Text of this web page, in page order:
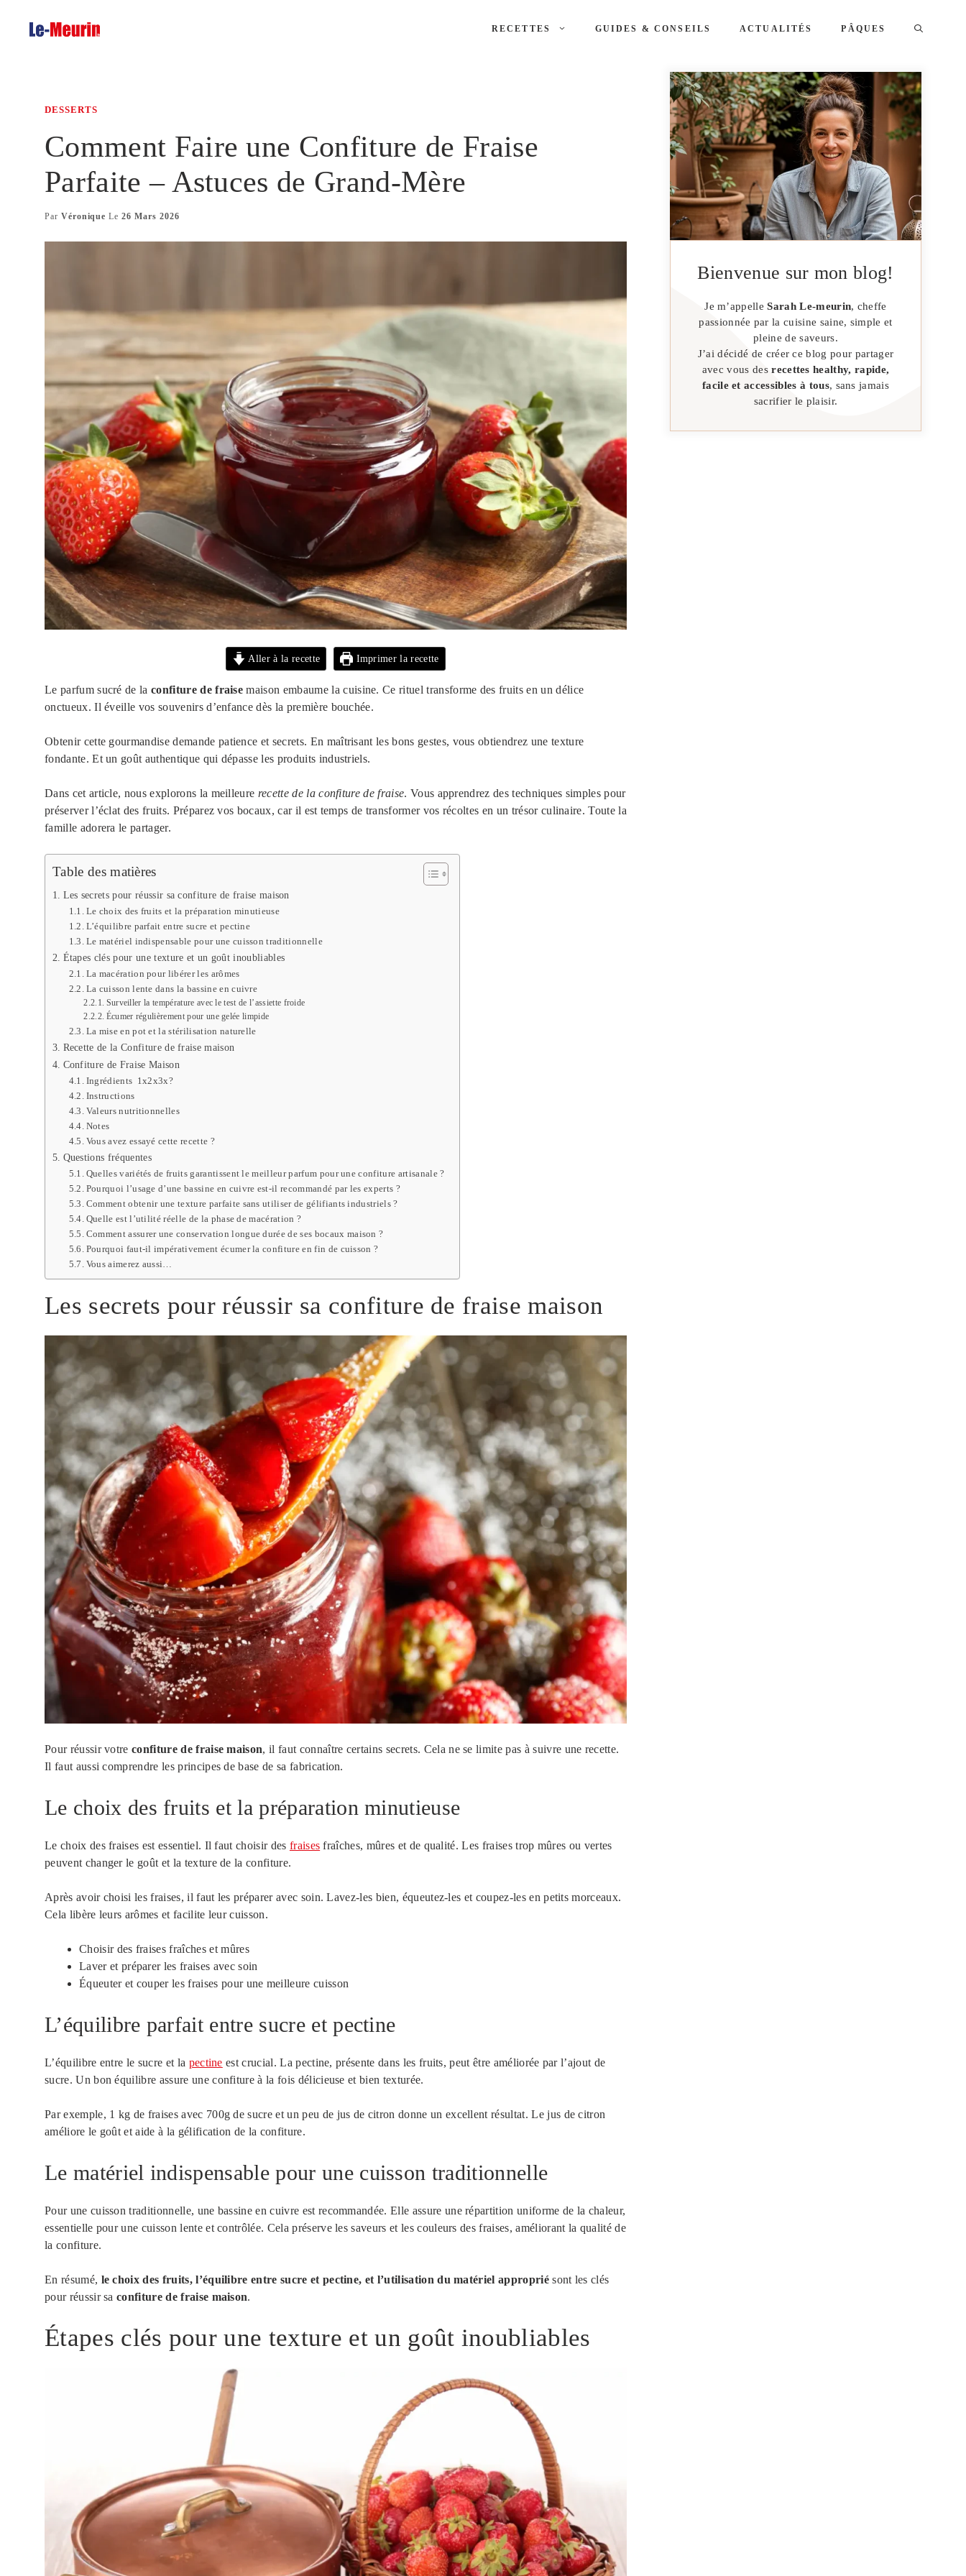
RECETTES GUIDES & CONSEILS ACTUALITÉS PÂQUES
DESSERTS
Comment Faire une Confiture de Fraise
Parfaite – Astuces de Grand-Mère
Par Véronique Le26 Mars 2026
Aller à la recette Imprimer la recette
Le parfum sucré de laconfiture de fraise maison embaume la cuisine. Ce rituel transforme des fruits en un délice
onctueux. Il éveille vos souvenirs d’enfance dès la première bouchée.
Obtenir cette gourmandise demande patience et secrets. En maîtrisant les bons gestes, vous obtiendrez une texture
fondante. Et un goût authentique qui dépasse les produits industriels.
Dans cet article, nous explorons la meilleure recette de la confiture de fraise. Vous apprendrez des techniques simples pour
préserver l’éclat des fruits. Préparez vos bocaux, car il est temps de transformer vos récoltes en un trésor culinaire. Toute la
famille adorera le partager.
Table des matières
Les secrets pour réussir sa confiture de fraise maison
Le choix des fruits et la préparation minutieuse
L’équilibre parfait entre sucre et pectine
Le matériel indispensable pour une cuisson traditionnelle
Étapes clés pour une texture et un goût inoubliables
La macération pour libérer les arômes
La cuisson lente dans la bassine en cuivre
Surveiller la température avec le test de l’assiette froide
Écumer régulièrement pour une gelée limpide
La mise en pot et la stérilisation naturelle
Recette de la Confiture de fraise maison
Confiture de Fraise Maison
Ingrédients 1x2x3x?
Instructions
Valeurs nutritionnelles
Notes
Vous avez essayé cette recette ?
Questions fréquentes
Quelles variétés de fruits garantissent le meilleur parfum pour une confiture artisanale ?
Pourquoi l’usage d’une bassine en cuivre est-il recommandé par les experts ?
Comment obtenir une texture parfaite sans utiliser de gélifiants industriels ?
Quelle est l’utilité réelle de la phase de macération ?
Comment assurer une conservation longue durée de ses bocaux maison ?
Pourquoi faut-il impérativement écumer la confiture en fin de cuisson ?
Vous aimerez aussi…
Les secrets pour réussir sa confiture de fraise maison
Pour réussir votreconfiture de fraise maison, il faut connaître certains secrets. Cela ne se limite pas à suivre une recette.
Il faut aussi comprendre les principes de base de sa fabrication.
Le choix des fruits et la préparation minutieuse
Le choix des fraises est essentiel. Il faut choisir des fraises fraîches, mûres et de qualité. Les fraises trop mûres ou vertes
peuvent changer le goût et la texture de la confiture.
Après avoir choisi les fraises, il faut les préparer avec soin. Lavez-les bien, équeutez-les et coupez-les en petits morceaux.
Cela libère leurs arômes et facilite leur cuisson.
Choisir des fraises fraîches et mûres
Laver et préparer les fraises avec soin
Équeuter et couper les fraises pour une meilleure cuisson
L’équilibre parfait entre sucre et pectine
L’équilibre entre le sucre et la pectine est crucial. La pectine, présente dans les fruits, peut être améliorée par l’ajout de
sucre. Un bon équilibre assure une confiture à la fois délicieuse et bien texturée.
Par exemple, 1 kg de fraises avec 700g de sucre et un peu de jus de citron donne un excellent résultat. Le jus de citron
améliore le goût et aide à la gélification de la confiture.
Le matériel indispensable pour une cuisson traditionnelle
Pour une cuisson traditionnelle, une bassine en cuivre est recommandée. Elle assure une répartition uniforme de la chaleur,
essentielle pour une cuisson lente et contrôlée. Cela préserve les saveurs et les couleurs des fraises, améliorant la qualité de
la confiture.
En résumé, le choix des fruits, l’équilibre entre sucre et pectine, et l’utilisation du matériel appropriésont les clés
pour réussir saconfiture de fraise maison.
Étapes clés pour une texture et un goût inoubliables
Bienvenue sur mon blog!
Je m’appelleSarah Le-meurin, cheffe
passionnée par la cuisine saine, simple et
pleine de saveurs.
J’ai décidé de créer ce blog pour partager
avec vous desrecettes healthy, rapide,
facile et accessibles à tous, sans jamais
sacrifier le plaisir.